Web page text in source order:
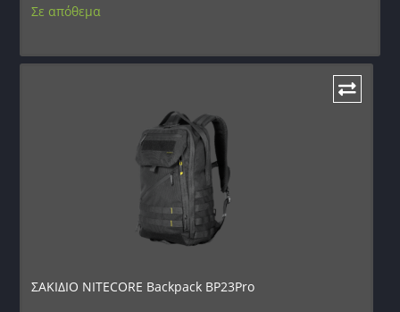
Σε απόθεμα
ΣΑΚΙΔΙΟ NITECORE Backpack BP23Pro